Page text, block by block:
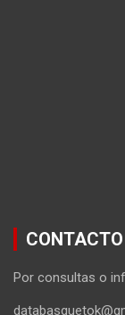
CONTACTO
Por consultas o